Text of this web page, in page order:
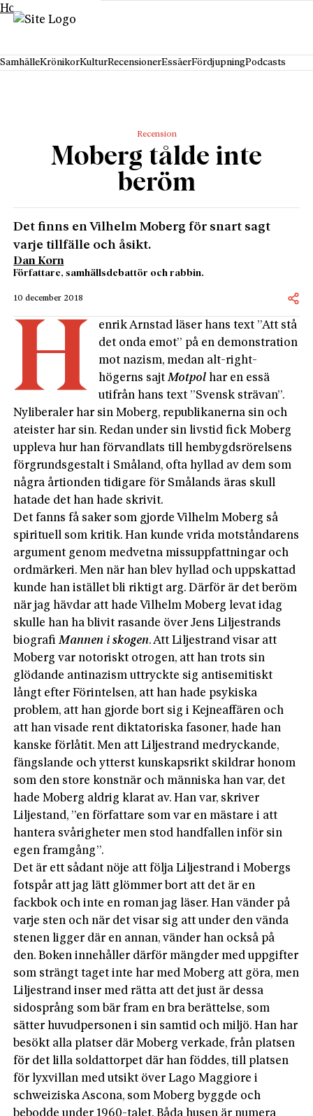
Hoppa till innehåll
SamhälleKrönikorKulturRecensionerEssäerFördjupningPodcasts
Recension
Moberg tålde inte
beröm
Det finns en Vilhelm Moberg för snart sagt
varje tillfälle och åsikt.
Dan Korn
Författare, samhällsdebattör och rabbin.
10 december 2018
H
enrik Arnstad läser hans text ”Att stå
det onda emot” på en demonstration
mot nazism, medan alt-right-
högerns sajtMotpol har en essä
utifrån hans text ”Svensk strävan”.
Nyliberaler har sin Moberg, republikanerna sin och
ateister har sin. Redan under sin livstid fick Moberg
uppleva hur han förvandlats till hembygdsrörelsens
förgrundsgestalt i Småland, ofta hyllad av dem som
några årtionden tidigare för Smålands äras skull
hatade det han hade skrivit.
Det fanns få saker som gjorde Vilhelm Moberg så
spirituell som kritik. Han kunde vrida motståndarens
argument genom medvetna missuppfattningar och
ordmärkeri. Men när han blev hyllad och uppskattad
kunde han istället bli riktigt arg. Därför är det beröm
när jag hävdar att hade Vilhelm Moberg levat idag
skulle han ha blivit rasande över Jens Liljestrands
biografiMannen i skogen. Att Liljestrand visar att
Moberg var notoriskt otrogen, att han trots sin
glödande antinazism uttryckte sig antisemitiskt
långt efter Förintelsen, att han hade psykiska
problem, att han gjorde bort sig i Kejneaffären och
att han visade rent diktatoriska fasoner, hade han
kanske förlåtit. Men att Liljestrand medryckande,
fängslande och ytterst kunskapsrikt skildrar honom
som den store konstnär och människa han var, det
hade Moberg aldrig klarat av. Han var, skriver
Liljestand, ”en författare som var en mästare i att
hantera svårigheter men stod handfallen inför sin
egen framgång”.
Det är ett sådant nöje att följa Liljestrand i Mobergs
fotspår att jag lätt glömmer bort att det är en
fackbok och inte en roman jag läser. Han vänder på
varje sten och när det visar sig att under den vända
stenen ligger där en annan, vänder han också på
den. Boken innehåller därför mängder med uppgifter
som strängt taget inte har med Moberg att göra, men
Liljestrand inser med rätta att det just är dessa
sidosprång som bär fram en bra berättelse, som
sätter huvudpersonen i sin samtid och miljö. Han har
besökt alla platser där Moberg verkade, från platsen
för det lilla soldattorpet där han föddes, till platsen
för lyxvillan med utsikt över Lago Maggiore i
schweiziska Ascona, som Moberg byggde och
bebodde under 1960-talet. Båda husen är numera